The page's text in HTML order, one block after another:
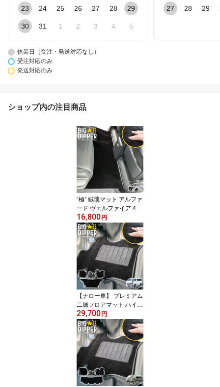
23 24 25 26 27 28 29
30 31 1 2 3 4 5
27 28 29
休業日（受注・発送対応なし）
受注対応のみ
発送対応のみ
ショップ内の注目商品
“極” 絨毯マット アルファ
ード ヴェルファイア 40
系 2列目 トヨタ TOYOTA
ポリエステル繊維 PET素
材 フロアマット カーマ
ット ズレ防止 内装 カス
タム パーツ
16,800円
【ナロー車】 プレミアム
二層フロアマット ハイエ
ースバン 200系 5人乗り
S-GL 標準ボディ 運転席
助手席 2列目 TOYOTA ト
ヨタ 二重マット 2重マッ
トフロアマット TPE材質
ポリエステル繊維 立体成
型 絨毯マット ズレ防止
内装 車内
29,700円